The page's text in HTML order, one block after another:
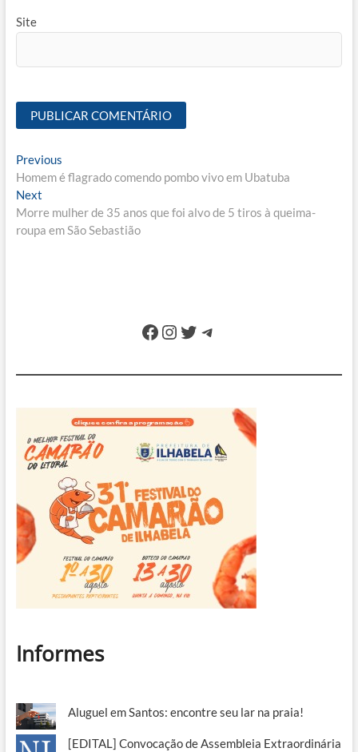
Site
Navegação
de
Post
PreviousPrevious
post:
Homem é flagrado comendo pombo vivo em Ubatuba
NextNext
post:
Morre mulher de 35 anos que foi alvo de 5 tiros à queima-
roupa em São Sebastião
Facebook
Instagram
Twitter
Telegram
Informes
Aluguel em Santos: encontre seu lar na praia!
[EDITAL] Convocação de Assembleia Extraordinária